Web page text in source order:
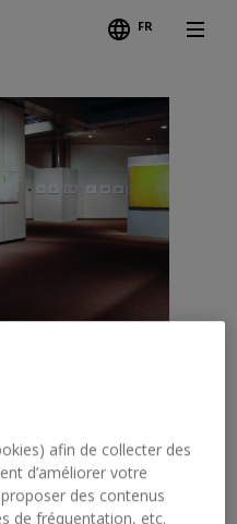
FR
GRAND
afin de collecter des
d’améliorer votre
des contenus
de fréquentation, etc.